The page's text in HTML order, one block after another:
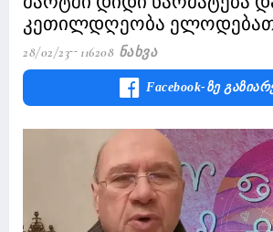
კეთილდღეობა
28/02/23 116208 Ნახვა
Facebook-Ზე